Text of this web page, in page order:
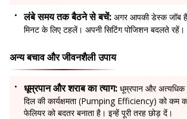
लंबे समय तक बैठने से बचें: अगर आपकी डेस्क जॉब
मिनट के लिए टहलें। अपनी सिटिंग पोजिशन बदलते रहें।
अन्य बचाव और जीवनशैली उपाय
धूम्रपान और शराब का त्याग: धूम्रपान और अत्यधिक
दिल की कार्यक्षमता (Pumping Efficiency) को कम
फेलियर को बदतर बनाता है। इन्हें पूरी तरह छोड़ दें।